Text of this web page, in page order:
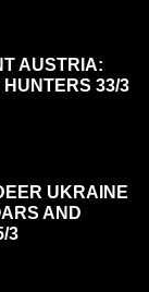
AUSTRIA:
33/3
UKRAINE
AND
3